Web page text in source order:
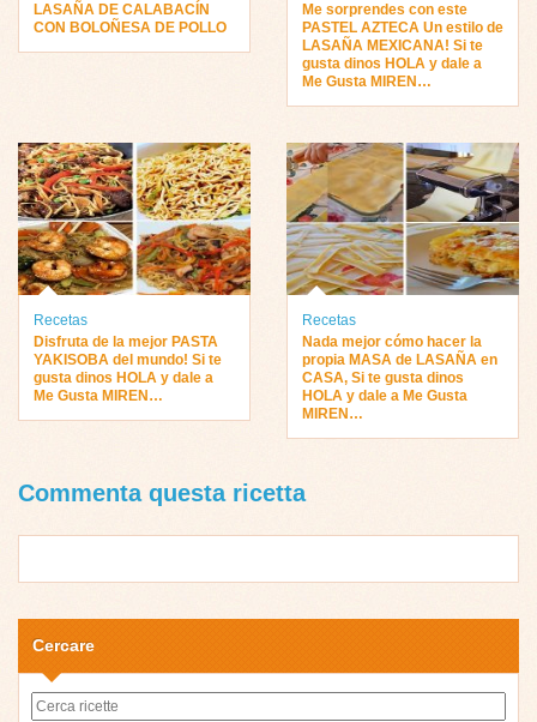
LASAÑA DE CALABACÍN
CON BOLOÑESA DE POLLO
Me sorprendes con este
PASTEL AZTECA Un estilo de
LASAÑA MEXICANA! Si te
gusta dinos HOLA y dale a
Me Gusta MIREN…
Recetas
Disfruta de la mejor PASTA
YAKISOBA del mundo! Si te
gusta dinos HOLA y dale a
Me Gusta MIREN…
Recetas
Nada mejor cómo hacer la
propia MASA de LASAÑA en
CASA, Si te gusta dinos
HOLA y dale a Me Gusta
MIREN…
Commenta questa ricetta
Cercare